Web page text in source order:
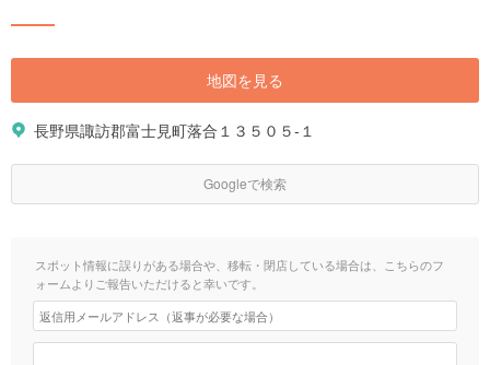
地図を見る
長野県諏訪郡富士見町落合１３５０５-１
Googleで検索
スポット情報に誤りがある場合や、移転・閉店している場合は、こちらのフ
ォームよりご報告いただけると幸いです。